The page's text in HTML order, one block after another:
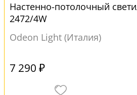
Настенно-потолочный
2472/4W
Odeon Light (Италия)
7 290 ₽